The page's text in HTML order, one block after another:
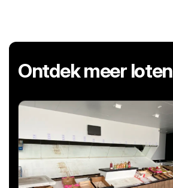
Ontdek meer loten